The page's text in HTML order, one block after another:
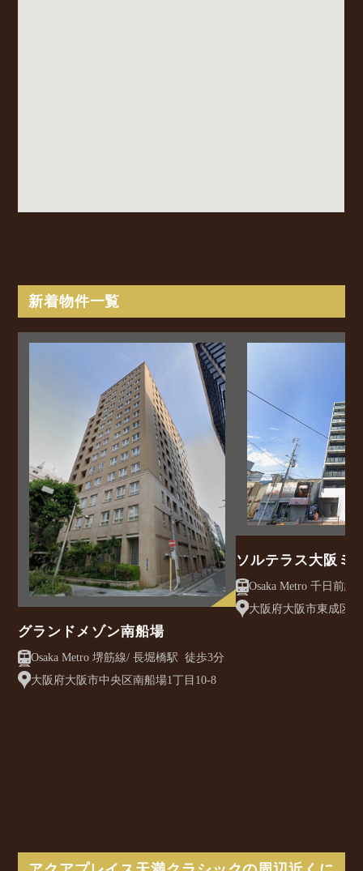
新着物件一覧
グランドメゾン南船場
Osaka Metro 堺筋線/ 長堀橋駅 徒歩3分
大阪府大阪市中央区南船場1丁目10-8
ソルテラス大阪ミ
クレアスト
大阪府大阪市東成区